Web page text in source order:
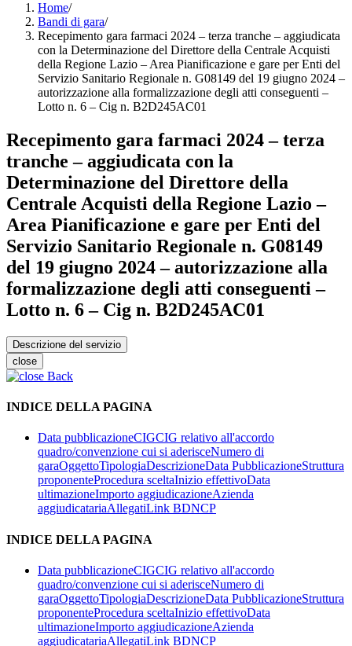
Home/
Bandi di gara/
Recepimento gara farmaci 2024 – terza tranche – aggiudicata
con la Determinazione del Direttore della Centrale Acquisti
della Regione Lazio – Area Pianificazione e gare per Enti del
Servizio Sanitario Regionale n. G08149 del 19 giugno 2024 –
autorizzazione alla formalizzazione degli atti conseguenti –
Lotto n. 6 – Cig n. B2D245AC01
Recepimento gara farmaci 2024 – terza
tranche – aggiudicata con la
Determinazione del Direttore della
Centrale Acquisti della Regione Lazio –
Area Pianificazione e gare per Enti del
Servizio Sanitario Regionale n. G08149
del 19 giugno 2024 – autorizzazione alla
formalizzazione degli atti conseguenti –
Lotto n. 6 – Cig n. B2D245AC01
Descrizione del servizio
close
Back
INDICE DELLA PAGINA
Data pubblicazioneCIGCIG relativo all'accordo
quadro/convenzione cui si aderisceNumero di
garaOggettoTipologiaDescrizioneData PubblicazioneStruttura
proponenteProcedura sceltaInizio effettivoData
ultimazioneImporto aggiudicazioneAzienda
aggiudicatariaAllegatiLink BDNCP
INDICE DELLA PAGINA
Data pubblicazioneCIGCIG relativo all'accordo
quadro/convenzione cui si aderisceNumero di
garaOggettoTipologiaDescrizioneData PubblicazioneStruttura
proponenteProcedura sceltaInizio effettivoData
ultimazioneImporto aggiudicazioneAzienda
aggiudicatariaAllegatiLink BDNCP